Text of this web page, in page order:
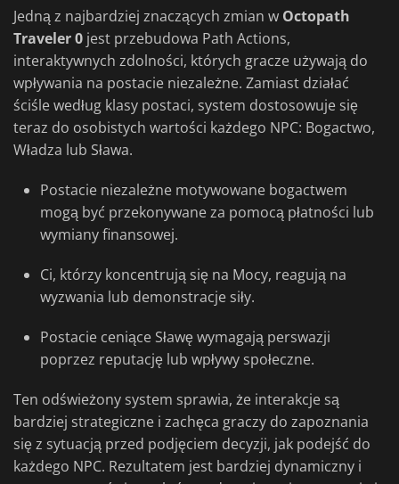
Jedną z najbardziej znaczących zmian w Octopath
Traveler 0 jest przebudowa Path Actions,
interaktywnych zdolności, których gracze używają do
wpływania na postacie niezależne. Zamiast działać
ściśle według klasy postaci, system dostosowuje się
teraz do osobistych wartości każdego NPC: Bogactwo,
Władza lub Sława.
Postacie niezależne motywowane bogactwem
mogą być przekonywane za pomocą płatności lub
wymiany finansowej.
Ci, którzy koncentrują się na Mocy, reagują na
wyzwania lub demonstracje siły.
Postacie ceniące Sławę wymagają perswazji
poprzez reputację lub wpływy społeczne.
Ten odświeżony system sprawia, że interakcje są
bardziej strategiczne i zachęca graczy do zapoznania
się z sytuacją przed podjęciem decyzji, jak podejść do
każdego NPC. Rezultatem jest bardziej dynamiczny i